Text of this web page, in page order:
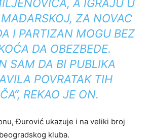
A IGRAJU U
ZA NOVAC
I PARTIZAN MOGU BEZ
DA OBEZBEDE.
SAM DA BI PUBLIKA
POVRATAK TIH
REKAO JE ON.
Đurović ukazuje i na veliki broj
kluba.